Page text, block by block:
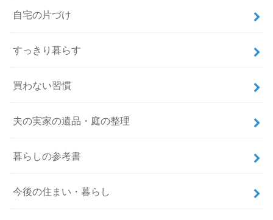
自宅の片づけ
すっきり暮らす
買わない習慣
夫の実家の遺品・庭の整理
暮らしの参考書
今後の住まい・暮らし